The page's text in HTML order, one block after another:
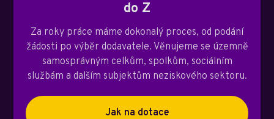
do Z
Za roky práce máme dokonalý proces, od podání
žádosti po výběr dodavatele. Věnujeme se územně
samosprávným celkům, spolkům, sociálním
službám a dalším subjektům neziskového sektoru.
Jak na dotace